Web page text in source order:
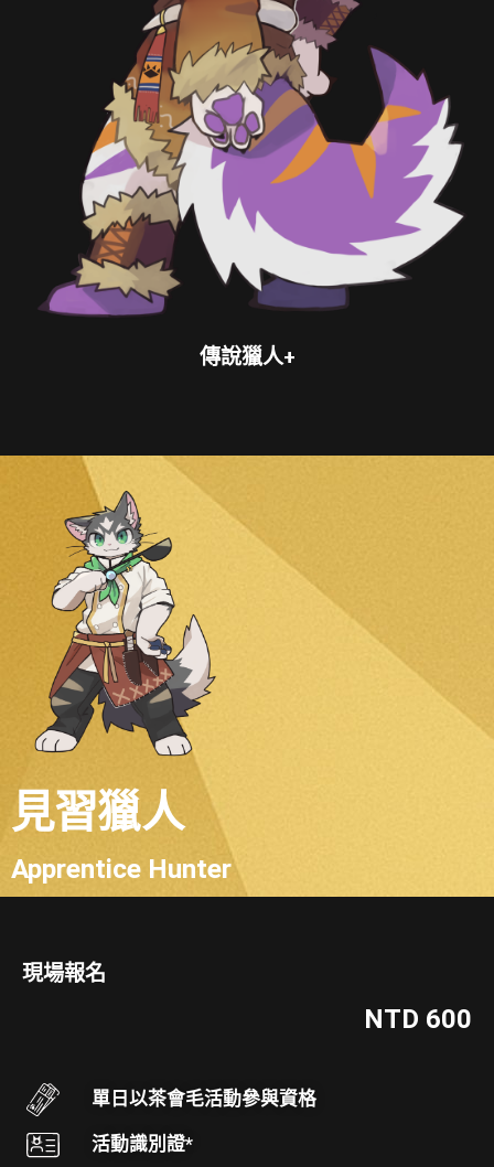
傳說獵人+
見習獵人
Apprentice Hunter
現場報名
NTD 600
單日以茶會毛活動參與資格
活動識別證*